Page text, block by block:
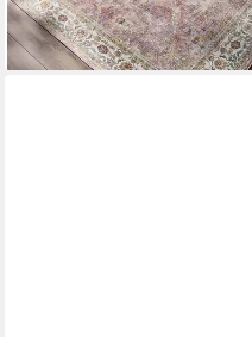
lieferbar - in 3-4 Werktagen bei dir